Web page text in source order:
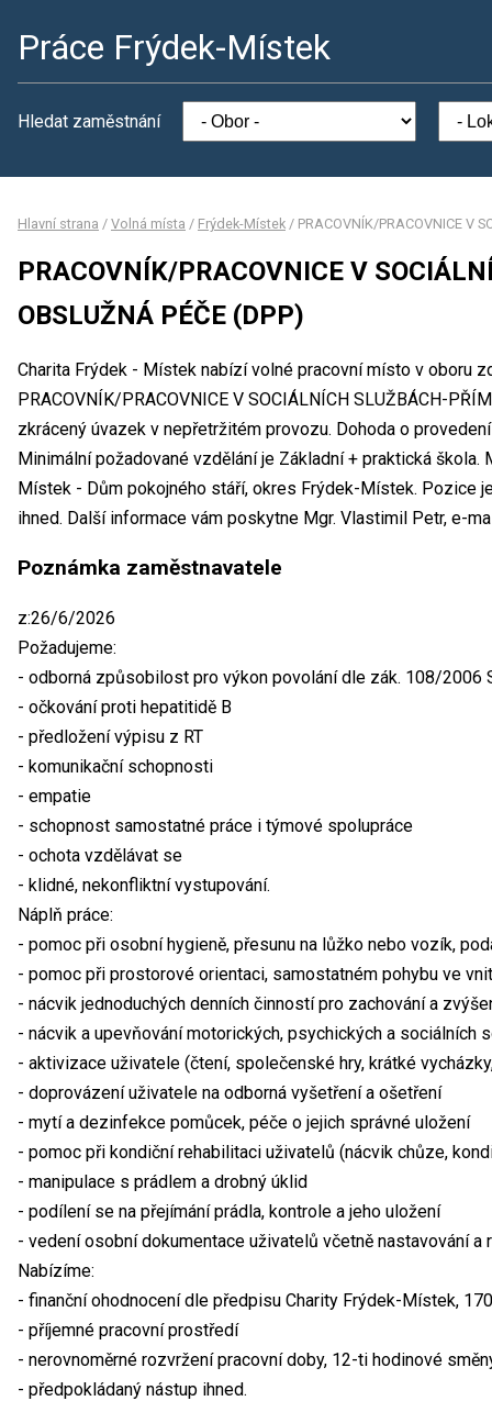
Práce Frýdek-Místek
Hledat zaměstnání
Hlavní strana / Volná místa / Frýdek-Místek / PRACOVNÍK/PRACOVNICE V
PRACOVNÍK/PRACOVNICE V
OBSLUŽNÁ PÉČE (DPP)
Charita Frýdek - Místek nabízí volné pracovní místo v oboru
PRACOVNÍK/PRACOVNICE V SOCIÁLNÍCH SLUŽBÁCH-
zkrácený úvazek v nepřetržitém provozu. Dohoda o
Minimální požadované vzdělání je Základní + praktická škola.
Místek - Dům pokojného stáří, okres Frýdek-Místek. Pozice
ihned. Další informace vám poskytne Mgr. Vlastimil Petr, e-
Poznámka zaměstnavatele
z:26/6/2026
Požadujeme:
- odborná způsobilost pro výkon povolání dle zák. 108/2006
- očkování proti hepatitidě B
- předložení výpisu z RT
- komunikační schopnosti
- empatie
- schopnost samostatné práce i týmové spolupráce
- ochota vzdělávat se
- klidné, nekonfliktní vystupování.
Náplň práce:
- pomoc při osobní hygieně, přesunu na lůžko nebo vozík,
- pomoc při prostorové orientaci, samostatném pohybu ve
- nácvik jednoduchých denních činností pro zachování a
- nácvik a upevňování motorických, psychických a sociálních
- aktivizace uživatele (čtení, společenské hry, krátké
- doprovázení uživatele na odborná vyšetření a ošetření
- mytí a dezinfekce pomůcek, péče o jejich správné uložení
- pomoc při kondiční rehabilitaci uživatelů (nácvik chůze,
- manipulace s prádlem a drobný úklid
- podílení se na přejímání prádla, kontrole a jeho uložení
- vedení osobní dokumentace uživatelů včetně nastavování a
Nabízíme:
- finanční ohodnocení dle předpisu Charity Frýdek-Místek,
- příjemné pracovní prostředí
- nerovnoměrné rozvržení pracovní doby, 12-ti hodinové
- předpokládaný nástup ihned.